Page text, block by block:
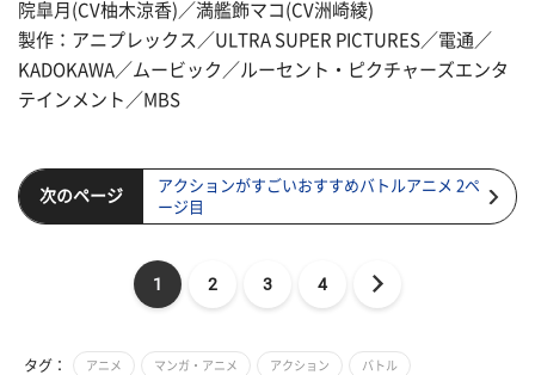
院皐月(CV柚木涼香)／満艦飾マコ(CV洲崎綾)
製作：アニプレックス／ULTRA SUPER PICTURES／電通／
KADOKAWA／ムービック／ルーセント・ピクチャーズエンタ
テインメント／MBS
次のページ
アクションがすごいおすすめバトルアニメ 2ペ
ージ目
1 2 3 4
タグ： アニメ マンガ・アニメ アクション バトル